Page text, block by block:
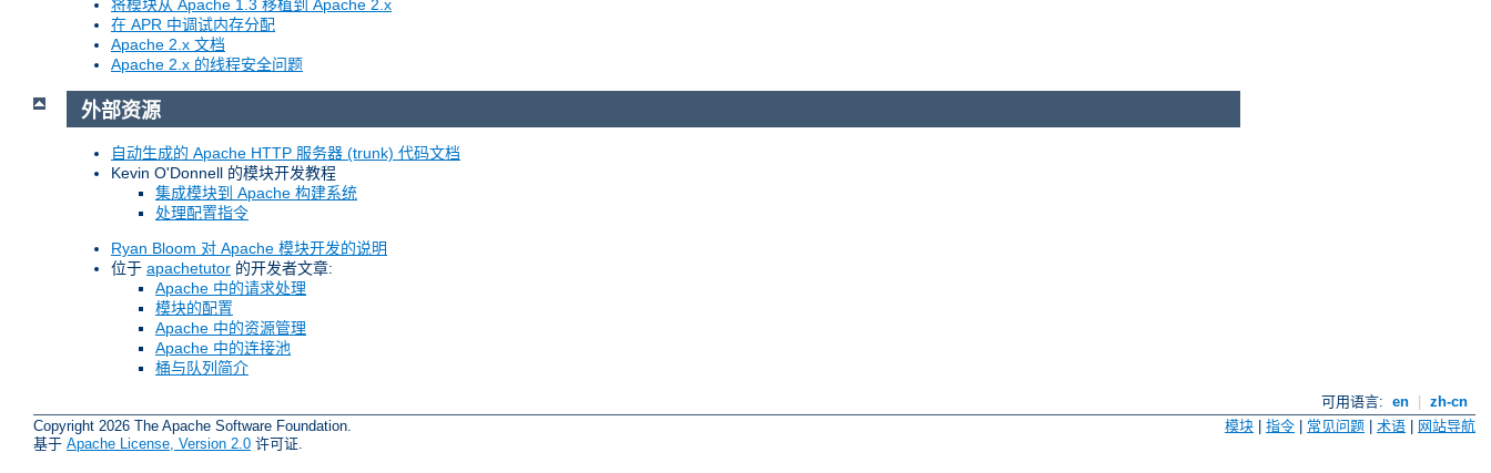
将模块从 Apache 1.3 移植到 Apache 2.x
在 APR 中调试内存分配
Apache 2.x 文档
Apache 2.x 的线程安全问题
外部资源
自动生成的 Apache HTTP 服务器 (trunk) 代码文档
Kevin O'Donnell 的模块开发教程
集成模块到 Apache 构建系统
处理配置指令
Ryan Bloom 对 Apache 模块开发的说明
位于 apachetutor 的开发者文章:
Apache 中的请求处理
模块的配置
Apache 中的资源管理
Apache 中的连接池
桶与队列简介
可用语言: en
zh-cn
Copyright 2026 The Apache Software Foundation.
基于 Apache License, Version 2.0 许可证.
模块 指令 常见问题 术语 网站导航